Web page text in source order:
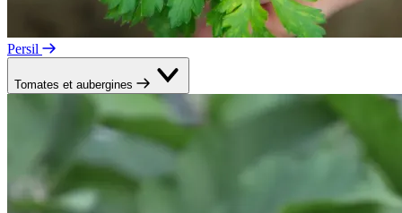
Persil
Tomates et aubergines